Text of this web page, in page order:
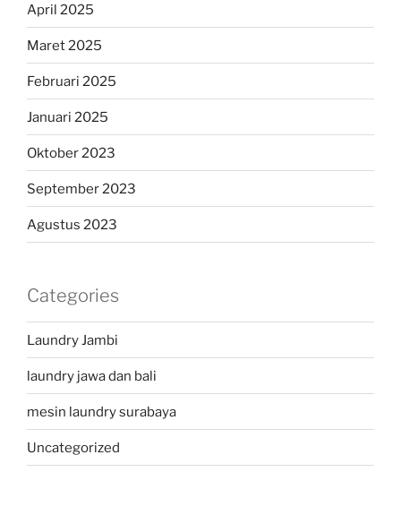
April 2025
Maret 2025
Februari 2025
Januari 2025
Oktober 2023
September 2023
Agustus 2023
Categories
Laundry Jambi
laundry jawa dan bali
mesin laundry surabaya
Uncategorized